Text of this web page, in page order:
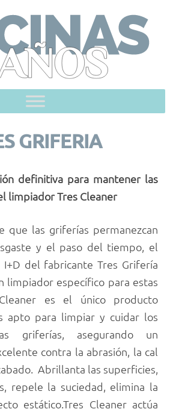
content
GRIFERIA
definitiva para mantener las
limpiador Tres Cleaner
que las griferías permanezcan
y el paso del tiempo, el
del fabricante Tres Grifería
limpiador específico para estas
es el único producto
apto para limpiar y cuidar los
griferías, asegurando un
contra la abrasión, la cal
Abrillanta las superficies,
repele la suciedad, elimina la
estático.Tres Cleaner actúa